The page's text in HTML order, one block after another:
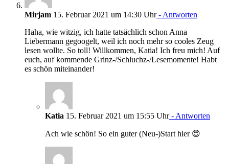
Mirjam 15. Februar 2021 um 14:30 Uhr- Antworten
Haha, wie witzig, ich hatte tatsächlich schon Anna
Liebermann gegoogelt, weil ich noch mehr so cooles Zeug
lesen wollte. So toll! Willkommen, Katia! Ich freu mich! Auf
euch, auf kommende Grinz-/Schluchz-/Lesemomente! Habt
es schön miteinander!
Katia 15. Februar 2021 um 15:55 Uhr- Antworten
Ach wie schön! So ein guter (Neu-)Start hier 😍